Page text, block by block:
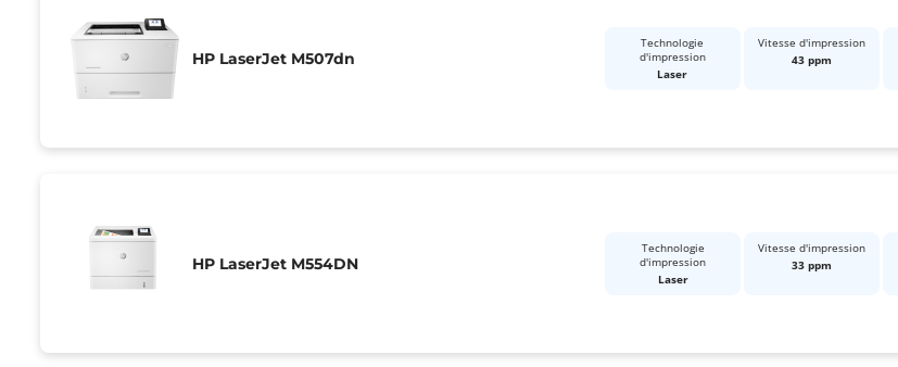
HP LaserJet M507dn
Technologie
d'impression
Laser
Vitesse d'impression
43 ppm
HP LaserJet M554DN
Technologie
d'impression
Laser
Vitesse d'impression
33 ppm